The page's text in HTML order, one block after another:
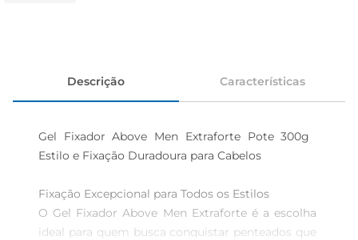
Descrição Características
Gel Fixador Above Men Extraforte Pote 300g
Estilo e Fixação Duradoura para Cabelos
Fixação Excepcional para Todos os Estilos
O Gel Fixador Above Men Extraforte é a escolha
ideal para quem busca conquistar penteados que